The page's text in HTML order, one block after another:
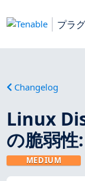
プラ
Changelog
Linux
の脆弱性
MEDIUM